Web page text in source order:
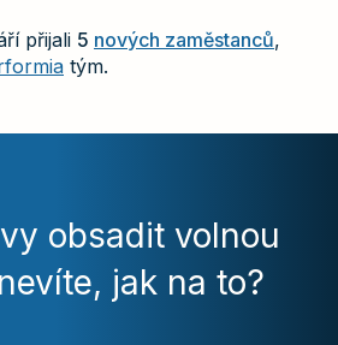
přijali 5 nových zaměstanců,
tým.
obsadit volnou
jak na to?